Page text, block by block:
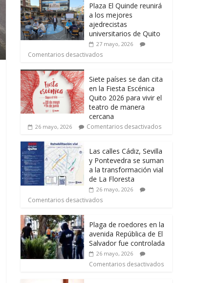
Plaza El Quinde reunirá
a los mejores
ajedrecistas
universitarios de Quito
27 mayo, 2026
Comentarios desactivados
Siete países se dan cita
en la Fiesta Escénica
Quito 2026 para vivir el
teatro de manera
cercana
26 mayo, 2026 Comentarios desactivados
Las calles Cádiz, Sevilla
y Pontevedra se suman
a la transformación vial
de La Floresta
26 mayo, 2026
Comentarios desactivados
Plaga de roedores en la
avenida República de El
Salvador fue controlada
26 mayo, 2026
Comentarios desactivados